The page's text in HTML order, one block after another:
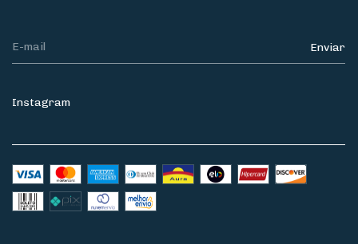
Instagram